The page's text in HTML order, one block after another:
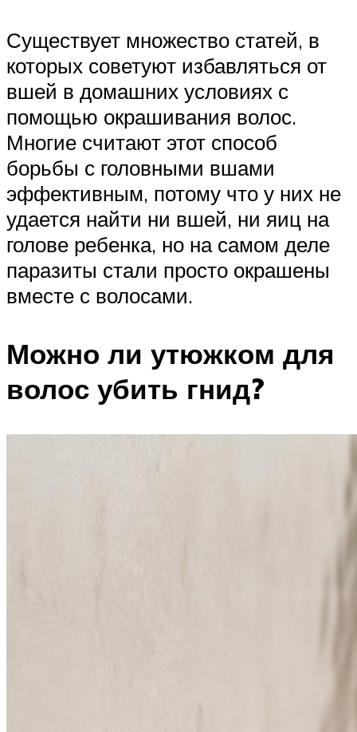
Существует множество статей, в
которых советуют избавляться от
вшей в домашних условиях с
помощью окрашивания волос.
Многие считают этот способ
борьбы с головными вшами
эффективным, потому что у них не
удается найти ни вшей, ни яиц на
голове ребенка, но на самом деле
паразиты стали просто окрашены
вместе с волосами.
Можно ли утюжком для
волос убить гнид?